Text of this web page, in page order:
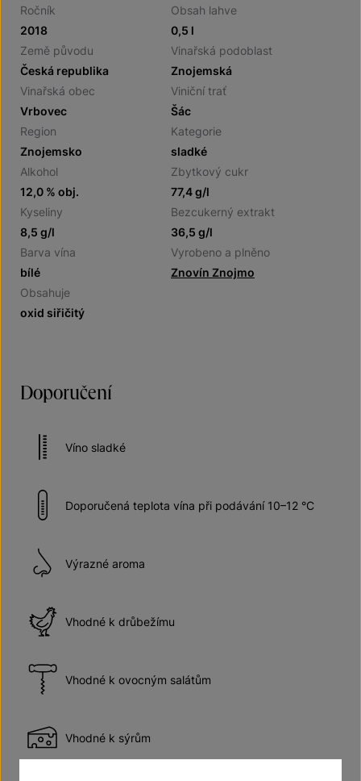
Ročník
2018
Obsah lahve
0,5 l
Země původu
Česká republika
Vinařská podoblast
Znojemská
Vinařská obec
Vrbovec
Viniční trať
Šác
Region
Znojemsko
Kategorie
sladké
Alkohol
12,0 % obj.
Zbytkový cukr
77,4 g/l
Kyseliny
8,5 g/l
Bezcukerný extrakt
36,5 g/l
Barva vína
bílé
Vyrobeno a plněno
Znovín Znojmo
Obsahuje
oxid siřičitý
Doporučení
Víno sladké
Doporučená teplota vína při podávání 10–12 °C
Výrazné aroma
Vhodné k drůbežímu
Vhodné k ovocným salátům
Vhodné k sýrům